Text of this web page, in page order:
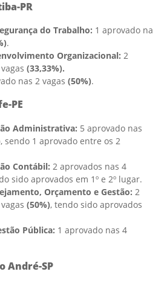
PR
do Trabalho: 1 aprovado na
.
Organizacional: 2
(33,33%).
nas 2 vagas (50%).
PE
Administrativa: 5 aprovado nas
, sendo 1 aprovado entre os 2
Contábil: 2 aprovados nas 4
sido aprovados em 1º e 2º lugar.
Orçamento e Gestão: 2
(50%), tendo sido aprovados
Pública: 1 aprovado nas 4
André-SP